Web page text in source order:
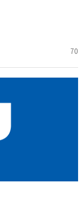
70